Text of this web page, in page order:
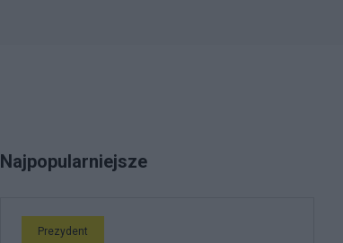
Najpopularniejsze
Prezydent